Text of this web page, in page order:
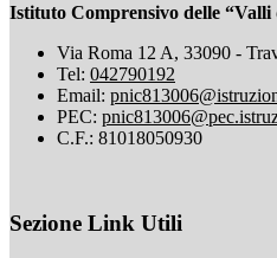
Istituto Comprensivo delle
Via Roma 12 A, 33090 -
Tel: 042790192
Email:
PEC:
C.F.: 81018050930
Sezione Link Utili